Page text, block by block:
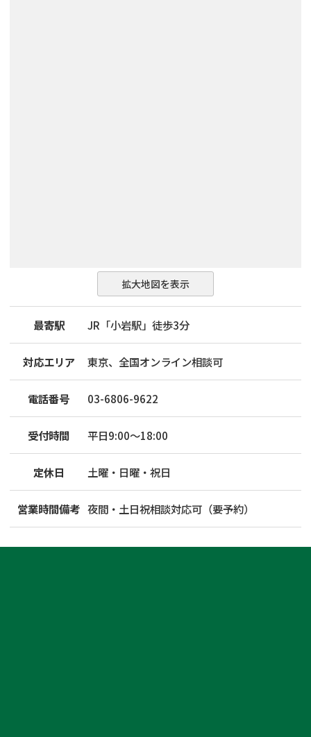
拡大地図を表示
最寄駅 JR「小岩駅」徒歩3分
対応エリア 東京、全国オンライン相談可
電話番号 03-6806-9622
受付時間 平日9:00～18:00
定休日 土曜・日曜・祝日
営業時間備考 夜間・土日祝相談対応可（要予約）